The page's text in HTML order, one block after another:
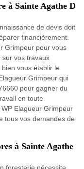
à Sainte Agathe D
de devis doit
financièrement.
Grimpeur pour vous
sur vos travaux
vous établir le
Grimpeur qui
pour gagner du
en toute
Elagueur Grimpeur
tous vos demandes de
à Sainte Agathe